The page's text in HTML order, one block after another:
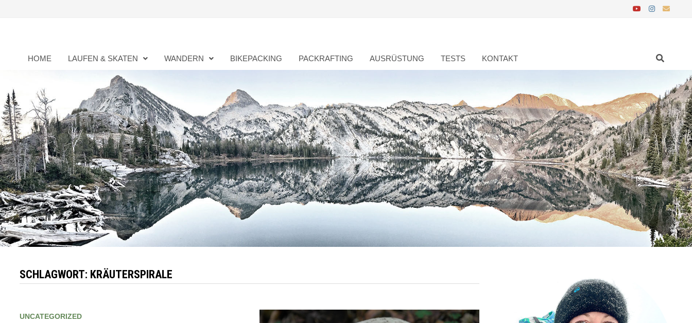
HOME LAUFEN & SKATEN WANDERN BIKEPACKING PACKRAFTING AUSRÜSTUNG TESTS KONTAKT
SCHLAGWORT: KRÄUTERSPIRALE
UNCATEGORIZED